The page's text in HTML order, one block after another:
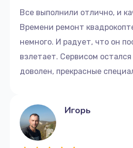
Все выполнили отлично, и
Времени ремонт
немного. И радует, что он
взлетает. Сервисом
доволен, прекрасные
Игорь